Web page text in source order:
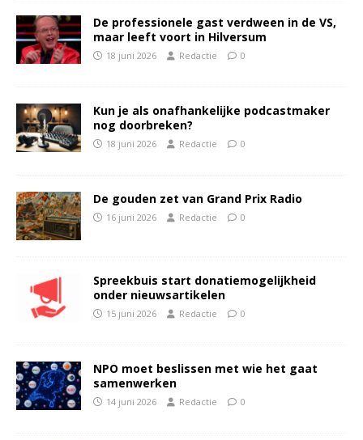
De professionele gast verdween in de VS,
maar leeft voort in Hilversum
18 juni 2026 Redactie 0
Kun je als onafhankelijke podcastmaker
nog doorbreken?
18 juni 2026 Redactie 0
De gouden zet van Grand Prix Radio
16 juni 2026 Redactie 0
Spreekbuis start donatiemogelijkheid
onder nieuwsartikelen
15 juni 2026 Redactie 0
NPO moet beslissen met wie het gaat
samenwerken
14 juni 2026 Redactie 0